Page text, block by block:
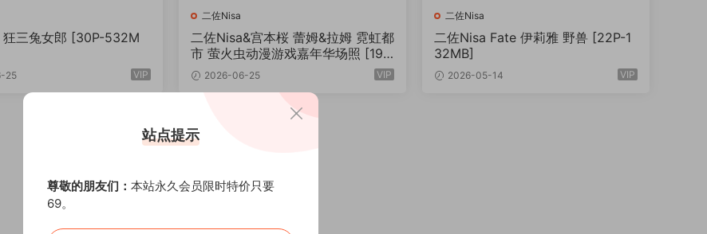
狂三兔女郎 [30P-532M
25 VIP
二佐Nisa
二佐Nisa&宫本桜 蕾姆&拉姆 霓虹都
市 萤火虫动漫游戏嘉年华场照 [19P
-250MB]
2026-06-25 VIP
二佐Nisa
二佐Nisa Fate 伊莉雅 野兽 [22P-1
32MB]
2026-05-14 VIP
站点提示
尊敬的朋友们： 本站永久会员限时特价只要
69。